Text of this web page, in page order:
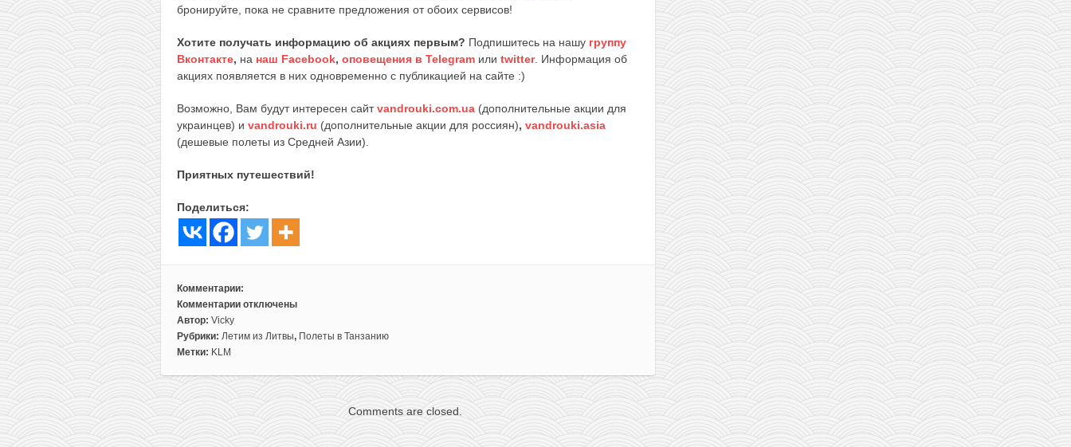
бронируйте, пока не сравните предложения от обоих сервисов!
Хотите получать информацию об акциях первым? Подпишитесь на нашу группу
Вконтакте, на наш Facebook, оповещения в Telegram или twitter. Информация об
акциях появляется в них одновременно с публикацией на сайте :)
Возможно, Вам будут интересен сайтvandrouki.com.ua (дополнительные акции для
украинцев) и vandrouki.ru (дополнительные акции для россиян), vandrouki.asia
(дешевые полеты из Средней Азии).
Приятных путешествий!
Поделиться:
Комментарии:
Комментарии
к
записи
Летим
вулкан
Килиманджаро
отключены
Автор: Vicky
Рубрики: Летим из Литвы, Полеты в Танзанию
Метки: KLM
Comments are closed.